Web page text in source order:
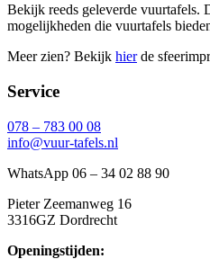
Bekijk reeds geleverde vuurtafels.
mogelijkheden die vuurtafels
Meer zien? Bekijk hierde
Service
078 – 783 00 08
info@vuur-tafels.nl
WhatsApp 06 – 34 02 88 90
Pieter Zeemanweg 16
3316GZ Dordrecht
Openingstijden: